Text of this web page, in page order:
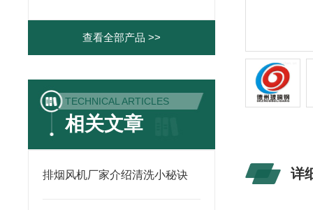
查看全部产品 >>
TECHNICAL ARTICLES
相关文章
排烟风机厂家介绍清洗小秘诀 详